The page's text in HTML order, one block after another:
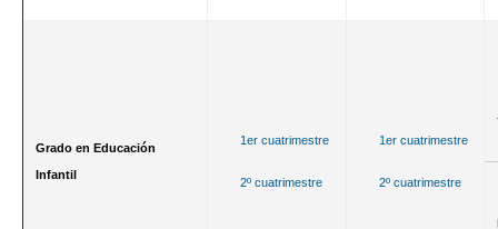
Grado en Educación
Infantil
1er cuatrimestre
2º cuatrimestre
1er cuatrimestre
2º cuatrimestre